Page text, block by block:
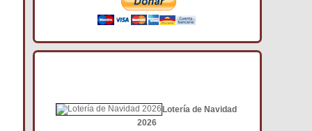
Lotería de Navidad
2026